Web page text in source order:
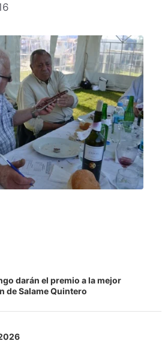
darán el premio a la mejor
de Salame Quintero